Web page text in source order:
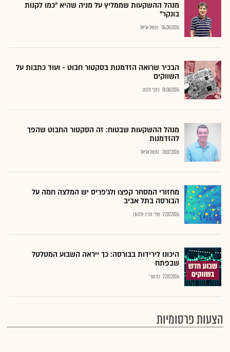
מנהל ההשקעות שממליץ על מניה שהיא "כמו לקנות
בונקר"
04.08.2026 נתנאל אריאל
הבכיר שרואה הזדמנות בסקטור חבוט - ועוד כתבות על
השווקים
01.08.2026 כתבי גלובס
מנהל ההשקעות שבטוח: זה הסקטור החבוט שהפך
להזדמנות
28.07.2026 נתנאל אריאל
מחזורי המסחר קפצו ולג'פריס יש המלצה חמה על
הבורסה בתל אביב
27.07.2026 שירי חביב-ולדהורן
היכונו לירידות בבורסה: כך ייראה השבוע המטלטל
שבפתח
27.07.2026 רם מורי
הצעות פרסומיות